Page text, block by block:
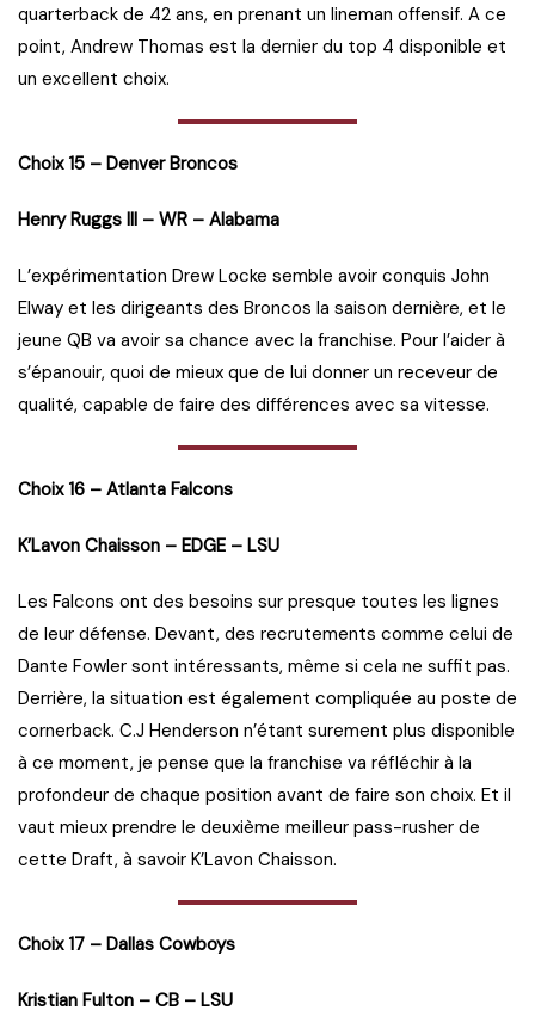
quarterback de 42 ans, en prenant un lineman offensif. A ce
point, Andrew Thomas est la dernier du top 4 disponible et
un excellent choix.
Choix 15 – Denver Broncos
Henry Ruggs III – WR – Alabama
L’expérimentation Drew Locke semble avoir conquis John
Elway et les dirigeants des Broncos la saison dernière, et le
jeune QB va avoir sa chance avec la franchise. Pour l’aider à
s’épanouir, quoi de mieux que de lui donner un receveur de
qualité, capable de faire des différences avec sa vitesse.
Choix 16 – Atlanta Falcons
K’Lavon Chaisson – EDGE – LSU
Les Falcons ont des besoins sur presque toutes les lignes
de leur défense. Devant, des recrutements comme celui de
Dante Fowler sont intéressants, même si cela ne suffit pas.
Derrière, la situation est également compliquée au poste de
cornerback. C.J Henderson n’étant surement plus disponible
à ce moment, je pense que la franchise va réfléchir à la
profondeur de chaque position avant de faire son choix. Et il
vaut mieux prendre le deuxième meilleur pass-rusher de
cette Draft, à savoir K’Lavon Chaisson.
Choix 17 – Dallas Cowboys
Kristian Fulton – CB – LSU